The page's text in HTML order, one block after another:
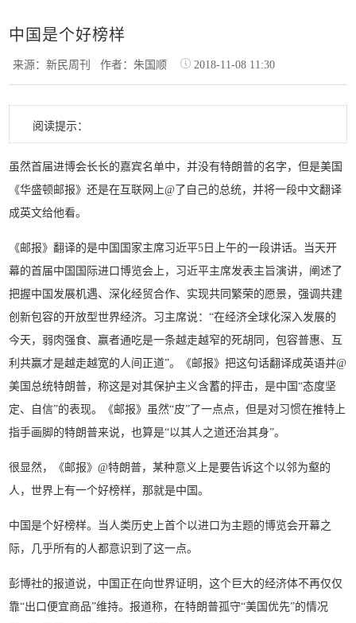
中国是个好榜样
来源：新民周刊作者：朱国顺 2018-11-08 11:30
阅读提示：
虽然首届进博会长长的嘉宾名单中，并没有特朗普的名字，但是美国
《华盛顿邮报》还是在互联网上@了自己的总统，并将一段中文翻译
成英文给他看。
《邮报》翻译的是中国国家主席习近平5日上午的一段讲话。当天开
幕的首届中国国际进口博览会上，习近平主席发表主旨演讲，阐述了
把握中国发展机遇、深化经贸合作、实现共同繁荣的愿景，强调共建
创新包容的开放型世界经济。习主席说：“在经济全球化深入发展的
今天，弱肉强食、赢者通吃是一条越走越窄的死胡同，包容普惠、互
利共赢才是越走越宽的人间正道”。《邮报》把这句话翻译成英语并@
美国总统特朗普，称这是对其保护主义含蓄的抨击，是中国“态度坚
定、自信”的表现。《邮报》虽然“皮”了一点点，但是对习惯在推特上
指手画脚的特朗普来说，也算是“以其人之道还治其身”。
很显然，《邮报》@特朗普，某种意义上是要告诉这个以邻为壑的
人，世界上有一个好榜样，那就是中国。
中国是个好榜样。当人类历史上首个以进口为主题的博览会开幕之
际，几乎所有的人都意识到了这一点。
彭博社的报道说，中国正在向世界证明，这个巨大的经济体不再仅仅
靠“出口便宜商品”维持。报道称，在特朗普孤守“美国优先”的情况